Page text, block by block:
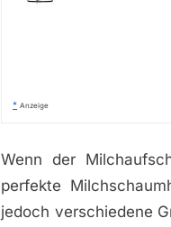
* Anzeige
Wenn der
perfekte
jedoch verschiedene